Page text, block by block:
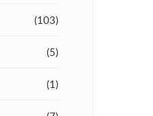
(103)
(5)
(1)